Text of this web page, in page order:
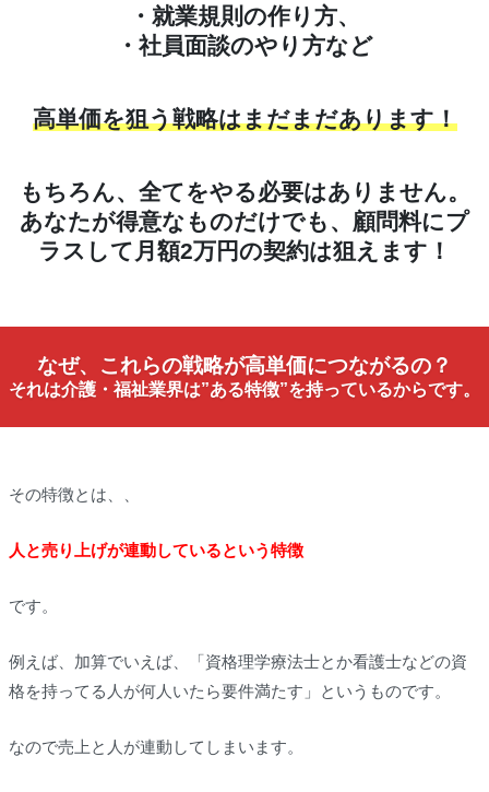
・就業規則の作り方、
・社員面談のやり方など
高単価を狙う戦略はまだまだあります！
もちろん、全てをやる必要はありません。
あなたが得意なものだけでも、顧問料にプ
ラスして月額2万円の契約は狙えます！
なぜ、これらの戦略が高単価につながるの？
それは介護・福祉業界は”ある特徴”を持っているからです。
その特徴とは、、
人と売り上げが連動しているという特徴
です。
例えば、加算でいえば、「資格理学療法士とか看護士などの資
格を持ってる人が何人いたら要件満たす」というものです。
なので売上と人が連動してしまいます。